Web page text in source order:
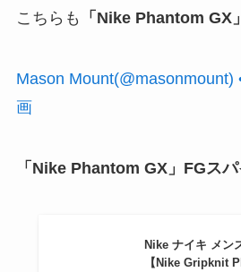
こちらも
「Nike Phantom GX」
Mason Mount(@masonmount)
画
「Nike Phantom GX」FGス
Nike ナイキ メン
【Nike Gripknit